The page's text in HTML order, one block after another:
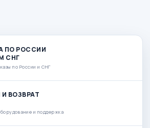
ПО РОССИИ
СНГ
по России и СНГ
ВОЗВРАТ
и поддержка